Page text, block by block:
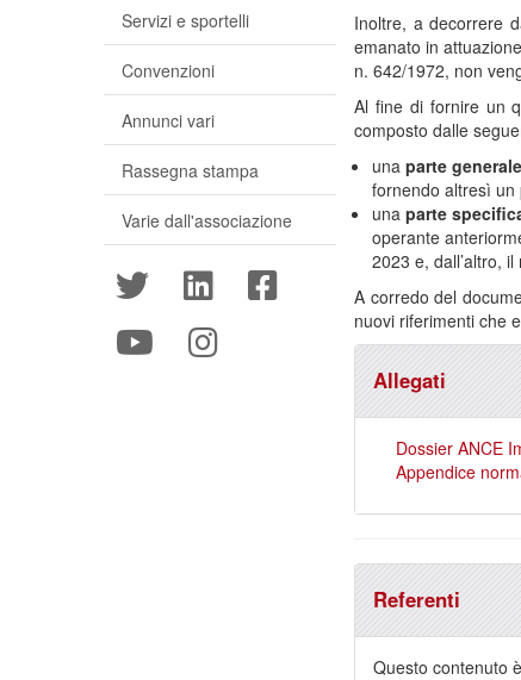
Inoltre, a decorrere
emanato in
n. 642/1972, non
Al fine di fornire un
composto dalle
una parte generale
fornendo altresì un
una parte
operante
2023 e, dall’altro,
A corredo del
nuovi riferimenti che
Allegati
Dossier ANCE
Appendice
Referenti
Questo contenuto
Servizi e sportelli
Convenzioni
Annunci vari
Rassegna stampa
Varie dall'associazione